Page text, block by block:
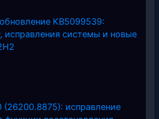
KB5099539:
исправления системы и новые
(26200.8875): исправление